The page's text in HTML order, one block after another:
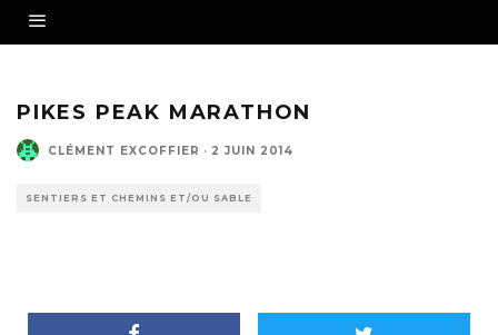
PIKES PEAK MARATHON
CLÉMENT EXCOFFIER · 2 JUIN 2014
SENTIERS ET CHEMINS ET/OU SABLE